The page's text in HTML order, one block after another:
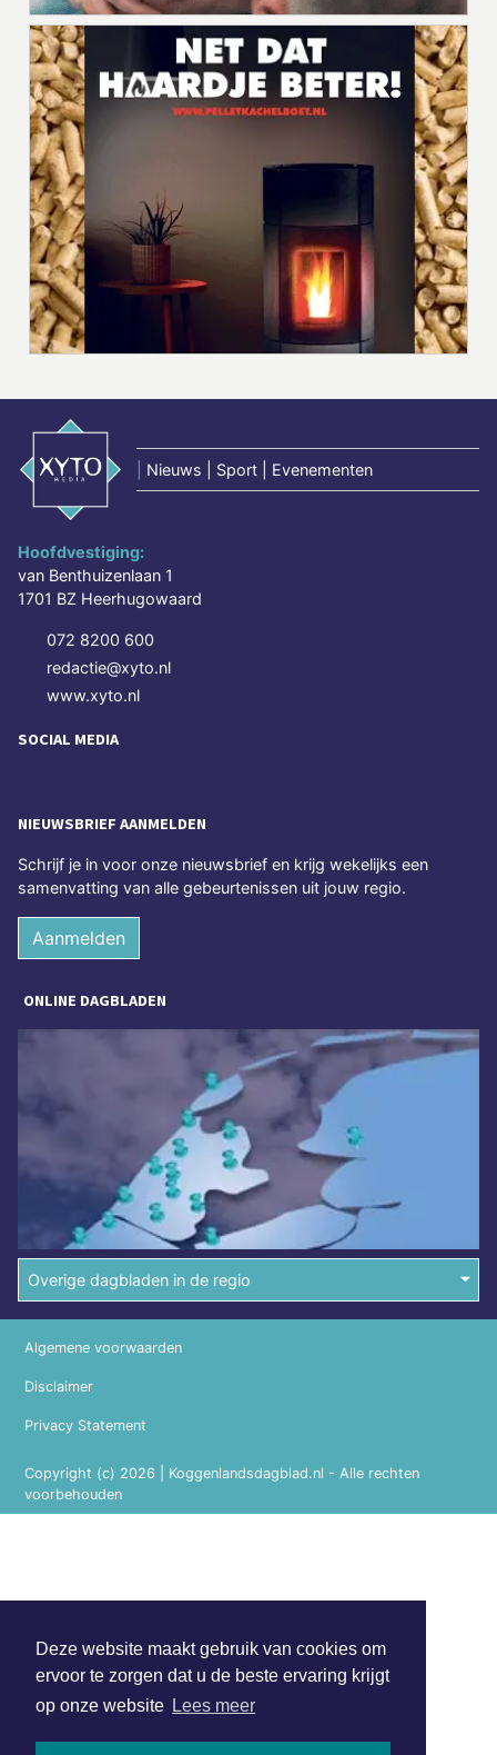
Deze website maakt gebruik van cookies om
ervoor te zorgen dat u de beste ervaring krijgt
op onze website Lees meer
Nieuws | Sport | Evenementen
Hoofdvestiging:
van Benthuizenlaan 1
1701 BZ Heerhugowaard
072 8200 600
redactie@xyto.nl
www.xyto.nl
SOCIAL MEDIA
NIEUWSBRIEF AANMELDEN
Schrijf je in voor onze nieuwsbrief en krijg wekelijks een
samenvatting van alle gebeurtenissen uit jouw regio.
Aanmelden
ONLINE DAGBLADEN
Overige dagbladen in de regio
Copyright (c) 2026 | Koggenlandsdagblad.nl - Alle rechten
voorbehouden
Algemene voorwaarden
Disclaimer
Privacy Statement